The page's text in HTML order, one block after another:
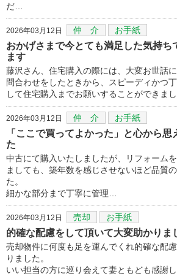
だ…
2026年03月12日 仲 介 お手紙
おかげさまで今とても満足した気持ち
ます
藤沢さん、住宅購入の際には、大変お世話
問合わせをしたときから、スピーディかつ
して住宅購入までお願いすることができま
2026年03月12日 仲 介 お手紙
「ここで買ってよかった」と心から思
た
中古にて購入いたしましたが、リフォーム
ましても、築年数を感じさせないほど品質
た。
細かな部分まで丁寧に管理…
2026年03月12日 売却 お手紙
的確な配慮をして頂いて大変助かりま
売却物件に何度も足を運んでくれ的確な配
りました。
いい担当の方に巡り会えて妻ともども感謝し